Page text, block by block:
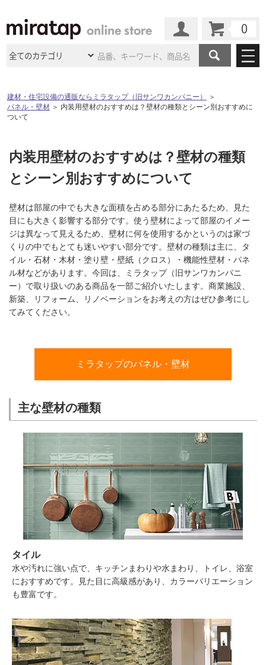
商品カテゴリ
洗面所・水回り
キッチン 浴室（風呂・バスルー
ム）・トイレ
ドア（扉）・建具・玄関
ウッドデッキ フローリング・床材
収納 インテリア・家具
照明 ペット用品
内装用建材
ロートアイアン 天然石・石材
メンテナンス・施工材 新商品
ミラタップのあるくらし お客様訪問インタビュー
店舗・施設事例
ショールームの ご案内 東京 ショールーム
名古屋ショールーム 京都ショールーム
福岡ショールーム 札幌スマートショールー
ム
横浜スマートショールー
ム
ウェルビーみのおHDC
サポート
ご利用ガイド 初めての方へ
よくある質問 お問い合わせ
修理お問い合わせ クレーム公開
説明書・図面検索
アイデア
チャンネル
オンライン相談
その他サービス
ミラタップと 創る家
ASOLIE
工事会社紹介Coziコンシ
ェルジュ
自分らしい家づくり
SUVACO
最高のリノベ会社がみつ
かるリノベりす
建材・住宅設備の通販ならミラタップ（旧サンワカンパニー）
＞
パネル・壁材 ＞ 内装用壁材のおすすめは？壁材の種類とシーン別おすすめに
ついて
内装用壁材のおすすめは？壁材の種類
とシーン別おすすめについて
壁材は部屋の中でも大きな面積を占める部分にあたるため、見た
目にも大きく影響する部分です。使う壁材によって部屋のイメー
ジは異なって見えるため、壁材に何を使用するかというのは家づ
くりの中でもとても迷いやすい部分です。壁材の種類は主に、タ
イル・石材・木材・塗り壁・壁紙（クロス）・機能性壁材・パネ
ル材などがあります。今回は、ミラタップ（旧サンワカンパニ
ー）で取り扱いのある商品を一部ご紹介いたします。商業施設、
新築、リフォーム、リノベーションをお考えの方はぜひ参考にし
てみてください。
ミラタップのパネル・壁材
主な壁材の種類
タイル
水や汚れに強い点で、キッチンまわりや水まわり、トイレ、浴室
におすすめです。見た目に高級感があり、カラーバリエーション
も豊富です。